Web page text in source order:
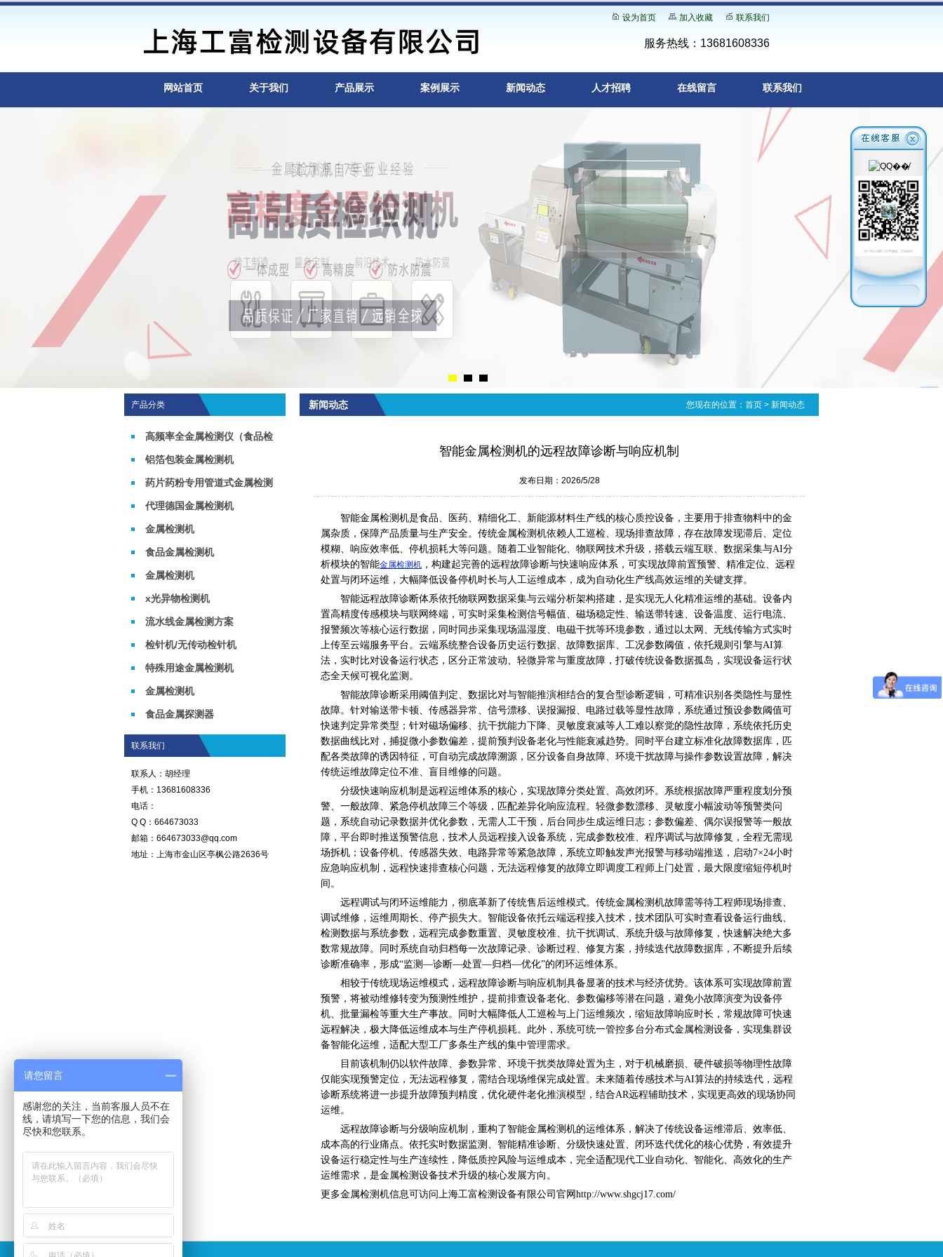
设为首页 加入收藏 联系我们
服务热线：13681608336
网站首页 关于我们 产品展示 案例展示 新闻动态 人才招聘 在线留言 联系我们
您现在的位置： 首页 > 新闻动态
新闻动态
智能金属检测机的远程故障诊断与响应机制
发布日期：2026/5/28
智能金属检测机是食品、医药、精细化工、新能源材料生产线的核心质控设备，主要用于排查物料中的金
属杂质，保障产品质量与生产安全。传统金属检测机依赖人工巡检、现场排查故障，存在故障发现滞后、定位
模糊、响应效率低、停机损耗大等问题。随着工业智能化、物联网技术升级，搭载云端互联、数据采集与AI分
析模块的智能金属检测机 ，构建起完善的远程故障诊断与快速响应体系，可实现故障前置预警、精准定位、远程
处置与闭环运维，大幅降低设备停机时长与人工运维成本，成为自动化生产线高效运维的关键支撑。
智能远程故障诊断体系依托物联网数据采集与云端分析架构搭建，是实现无人化精准运维的基础。设备内
置高精度传感模块与联网终端，可实时采集检测信号幅值、磁场稳定性、输送带转速、设备温度、运行电流、
报警频次等核心运行数据，同时同步采集现场温湿度、电磁干扰等环境参数，通过以太网、无线传输方式实时
上传至云端服务平台。云端系统整合设备历史运行数据、故障数据库、工况参数阈值，依托规则引擎与AI算
法，实时比对设备运行状态，区分正常波动、轻微异常与重度故障，打破传统设备数据孤岛，实现设备运行状
态全天候可视化监测。
智能故障诊断采用阈值判定、数据比对与智能推演相结合的复合型诊断逻辑，可精准识别各类隐性与显性
故障。针对输送带卡顿、传感器异常、信号漂移、误报漏报、电路过载等显性故障，系统通过预设参数阈值可
快速判定异常类型；针对磁场偏移、抗干扰能力下降、灵敏度衰减等人工难以察觉的隐性故障，系统依托历史
数据曲线比对，捕捉微小参数偏差，提前预判设备老化与性能衰减趋势。同时平台建立标准化故障数据库，匹
配各类故障的诱因特征，可自动完成故障溯源，区分设备自身故障、环境干扰故障与操作参数设置故障，解决
传统运维故障定位不准、盲目维修的问题。
分级快速响应机制是远程运维体系的核心，实现故障分类处置、高效闭环。系统根据故障严重程度划分预
警、一般故障、紧急停机故障三个等级，匹配差异化响应流程。轻微参数漂移、灵敏度小幅波动等预警类问
题，系统自动记录数据并优化参数，无需人工干预，后台同步生成运维日志；参数偏差、偶尔误报警等一般故
障，平台即时推送预警信息，技术人员远程接入设备系统，完成参数校准、程序调试与故障修复，全程无需现
场拆机；设备停机、传感器失效、电路异常等紧急故障，系统立即触发声光报警与移动端推送，启动7×24小时
应急响应机制，远程快速排查核心问题，无法远程修复的故障立即调度工程师上门处置，最大限度缩短停机时
间。
远程调试与闭环运维能力，彻底革新了传统售后运维模式。传统金属检测机故障需等待工程师现场排查、
调试维修，运维周期长、停产损失大。智能设备依托云端远程接入技术，技术团队可实时查看设备运行曲线、
检测数据与系统参数，远程完成参数重置、灵敏度校准、抗干扰调试、系统升级与故障修复，快速解决绝大多
数常规故障。同时系统自动归档每一次故障记录、诊断过程、修复方案，持续迭代故障数据库，不断提升后续
诊断准确率，形成“监测—诊断—处置—归档—优化”的闭环运维体系。
相较于传统现场运维模式，远程故障诊断与响应机制具备显著的技术与经济优势。该体系可实现故障前置
预警，将被动维修转变为预测性维护，提前排查设备老化、参数偏移等潜在问题，避免小故障演变为设备停
机、批量漏检等重大生产事故。同时大幅降低人工巡检与上门运维频次，缩短故障响应时长，常规故障可快速
远程解决，极大降低运维成本与生产停机损耗。此外，系统可统一管控多台分布式金属检测设备，实现集群设
备智能化运维，适配大型工厂多条生产线的集中管理需求。
目前该机制仍以软件故障、参数异常、环境干扰类故障处置为主，对于机械磨损、硬件破损等物理性故障
仅能实现预警定位，无法远程修复，需结合现场维保完成处置。未来随着传感技术与AI算法的持续迭代，远程
诊断系统将进一步提升故障预判精度，优化硬件老化推演模型，结合AR远程辅助技术，实现更高效的现场协同
运维。
远程故障诊断与分级响应机制，重构了智能金属检测机的运维体系，解决了传统设备运维滞后、效率低、
成本高的行业痛点。依托实时数据监测、智能精准诊断、分级快速处置、闭环迭代优化的核心优势，有效提升
设备运行稳定性与生产连续性，降低质控风险与运维成本，完全适配现代工业自动化、智能化、高效化的生产
运维需求，是金属检测设备技术升级的核心发展方向。
更多金属检测机信息可访问上海工富检测设备有限公司官网 http://www.shgcj17.com/
产品分类
高频率全金属检测仪（食品检
测机）铝箔包装金属检测机
药片药粉专用管道式金属检测
机 代理德国金属检测机
金属检测机
食品金属检测机
金属检测机
x光异物检测机
流水线金属检测方案
检针机/无传动检针机
特殊用途金属检测机
金属检测机
食品金属探测器
联系我们
联系人：胡经理
手机：13681608336
电话：
Q Q：664673033
邮箱：664673033@qq.com
地址：上海市金山区亭枫公路2636号
请您留言
感谢您的关注，当前客服人员不在
线，请填写一下您的信息，我们会
尽快和您联系。